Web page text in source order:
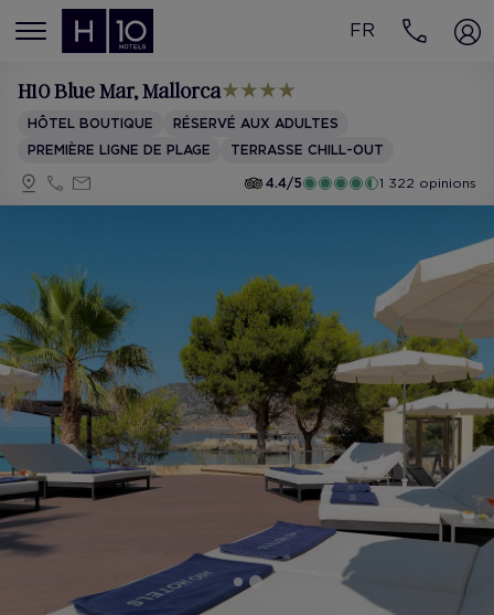
MENÚ
FR
H10 Blue Mar, Mallorca
HÔTEL BOUTIQUE
RÉSERVÉ AUX ADULTES
PREMIÈRE LIGNE DE PLAGE
TERRASSE CHILL-OUT
4.4/5
1 322 opinions